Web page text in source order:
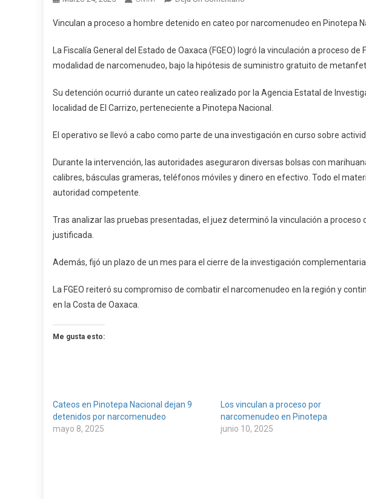
A
A
Hombre
En
Cateo
Narcomenudeo
Pinotepa
Nacional
Vinculan a proceso a hombre detenido en cateo por narcomenudeo en Pinotepa
La Fiscalía General del Estado de Oaxaca (FGEO) logró la vinculación a proceso
modalidad de narcomenudeo, bajo la hipótesis de suministro gratuito de
Su detención ocurrió durante un cateo realizado por la Agencia Estatal de
localidad de El Carrizo, perteneciente a Pinotepa Nacional.
El operativo se llevó a cabo como parte de una investigación en curso sobre
Durante la intervención, las autoridades aseguraron diversas bolsas con
calibres, básculas grameras, teléfonos móviles y dinero en efectivo. Todo el
autoridad competente.
Tras analizar las pruebas presentadas, el juez determinó la vinculación a proceso
justificada.
Además, fijó un plazo de un mes para el cierre de la investigación complementaria.
La FGEO reiteró su compromiso de combatir el narcomenudeo en la región y
en la Costa de Oaxaca.
Me gusta esto:
Cateos en Pinotepa Nacional dejan 9
detenidos por narcomenudeo
mayo 8, 2025
Los vinculan a proceso por
narcomenudeo en Pinotepa
junio 10, 2025